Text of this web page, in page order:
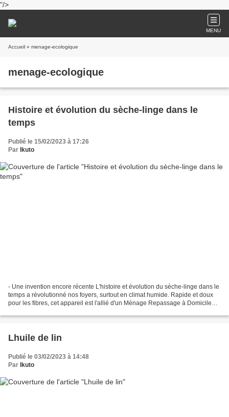
"/>
MENU
Accueil » menage-ecologique
menage-ecologique
Histoire et évolution du sèche-linge dans le
temps
Publié le 15/02/2023 à 17:26
Par Ikuto
- Une invention encore récente L'histoire et évolution du sèche-linge dans le
temps a révolutionné nos foyers, surtout en climat humide. Rapide et doux
pour les fibres, cet appareil est l'allié d'un Ménage Repassage à Domicile
Lhuile de lin
Publié le 03/02/2023 à 14:48
Par Ikuto